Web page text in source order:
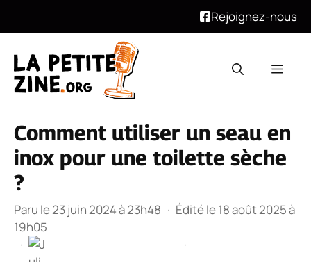
Rejoignez-nous
contenu
Comment utiliser un seau en
inox pour une toilette sèche
?
Paru le 23 juin 2024 à 23h48 · Édité le 18 août 2025 à
19h05
·
·